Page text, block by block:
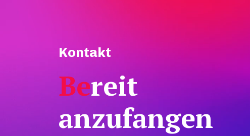
Kontakt
Bereit
anzufangen